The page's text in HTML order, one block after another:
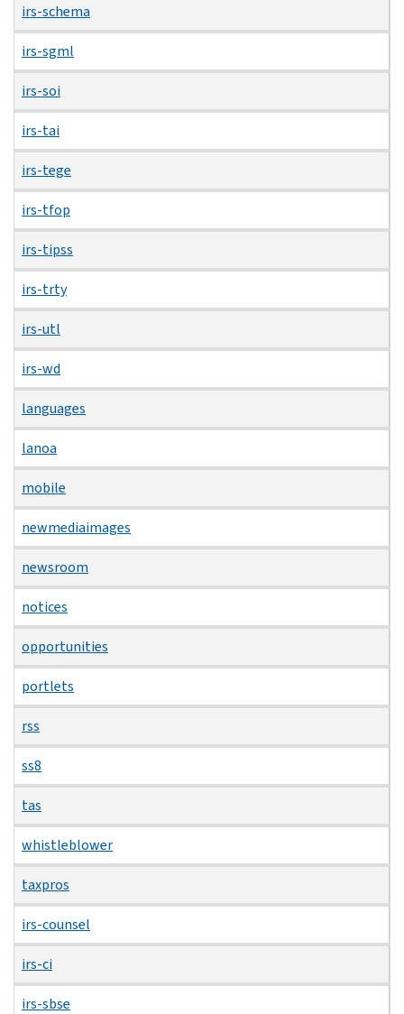
irs-schema
irs-sgml
irs-soi
irs-tai
irs-tege
irs-tfop
irs-tipss
irs-trty
irs-utl
irs-wd
languages
lanoa
mobile
newmediaimages
newsroom
notices
opportunities
portlets
rss
ss8
tas
whistleblower
taxpros
irs-counsel
irs-ci
irs-sbse